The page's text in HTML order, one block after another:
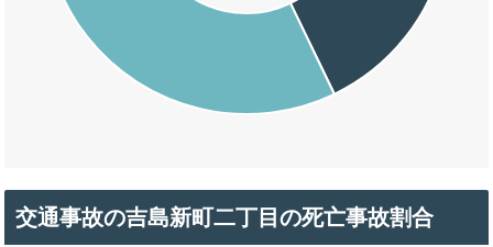
交通事故の吉島新町二丁目の死亡事故割合